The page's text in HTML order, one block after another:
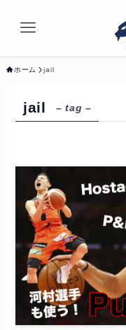
ホーム jail
jail – tag –